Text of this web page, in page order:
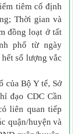
tiêm cố định
Thời gian và
đồng loạt ở tất
phố từ ngày
số lượng vắc
của Bộ Y tế, Sở
đạo CDC Cần
liên quan tiếp
quận/huyện và